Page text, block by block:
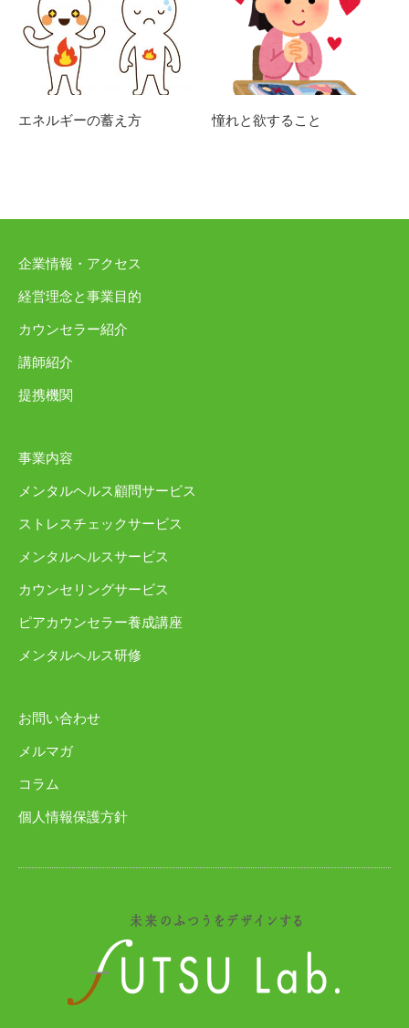
エネルギーの蓄え方 憧れと欲すること
企業情報・アクセス
経営理念と事業目的
カウンセラー紹介
講師紹介
提携機関
事業内容
メンタルヘルス顧問サービス
ストレスチェックサービス
メンタルヘルスサービス
カウンセリングサービス
ピアカウンセラー養成講座
メンタルヘルス研修
お問い合わせ
メルマガ
コラム
個人情報保護方針